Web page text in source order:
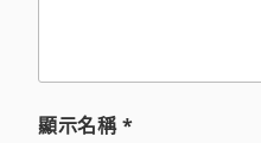
顯示名稱*